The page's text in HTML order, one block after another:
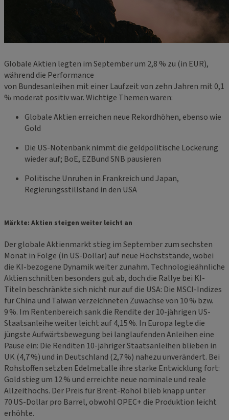
Globale Aktien legten im September um 2,8 % zu (in EUR),
während die Performance
von Bundesanleihen mit einer Laufzeit von zehn Jahren mit 0,1
% moderat positiv war. Wichtige Themen waren:
Globale Aktien erreichen neue Rekordhöhen, ebenso wie
Gold
Die US-Notenbank nimmt die geldpolitische Lockerung
wieder auf; BoE, EZBund SNB pausieren
Politische Unruhen in Frankreich und Japan,
Regierungsstillstand in den USA
Märkte: Aktien steigen weiter leicht an
Der globale Aktienmarkt stieg im September zum sechsten
Monat in Folge (in US-Dollar) auf neue Höchststände, wobei
die KI-bezogene Dynamik weiter zunahm. Technologieähnliche
Aktien schnitten besonders gut ab, doch die Rallye bei KI-
Titeln beschränkte sich nicht nur auf die USA: Die MSCI-Indizes
für China und Taiwan verzeichneten Zuwächse von 10 % bzw.
9 %. Im Rentenbereich sank die Rendite der 10-jährigen US-
Staatsanleihe weiter leicht auf 4,15 %. In Europa legte die
jüngste Aufwärtsbewegung bei langlaufenden Anleihen eine
Pause ein: Die Renditen 10-jähriger Staatsanleihen blieben in
UK (4,7 %) und in Deutschland (2,7 %) nahezu unverändert. Bei
Rohstoffen setzten Edelmetalle ihre starke Entwicklung fort:
Gold stieg um 12 % und erreichte neue nominale und reale
Allzeithochs. Der Preis für Brent-Rohöl blieb knapp unter
70 US-Dollar pro Barrel, obwohl OPEC+ die Produktion leicht
erhöhte.